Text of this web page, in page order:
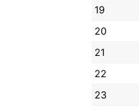
19
20
21
22
23